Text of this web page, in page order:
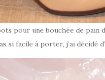
pour une bouchée de pain
si facile à porter, j’ai décidé